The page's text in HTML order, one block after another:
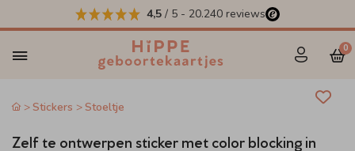
4,5 / 5 - 20.240 reviews
0
Stickers Stoeltje
Zelf te ontwerpen sticker met color blocking in